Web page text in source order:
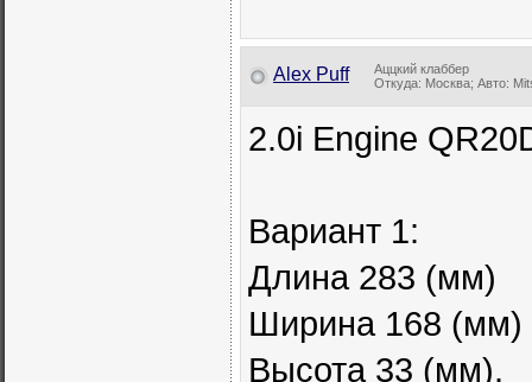
Alex Puff
Аццкий клаббер
Откуда: Москва; Авто:
2.0i Engine
Вариант 1:
Длина 283 (мм)
Ширина 168 (мм)
Высота 33 (мм).